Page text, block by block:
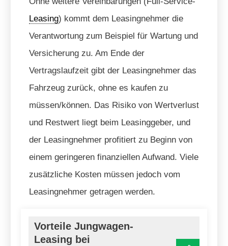
Leasing) kommt dem Leasingnehmer die
Verantwortung zum Beispiel für Wartung und
Versicherung zu. Am Ende der
Vertragslaufzeit gibt der Leasingnehmer das
Fahrzeug zurück, ohne es kaufen zu
müssen/können. Das Risiko von Wertverlust
und Restwert liegt beim Leasinggeber, und
der Leasingnehmer profitiert zu Beginn von
einem geringeren finanziellen Aufwand. Viele
zusätzliche Kosten müssen jedoch vom
Leasingnehmer getragen werden.
Vorteile Jungwagen-
Leasing bei